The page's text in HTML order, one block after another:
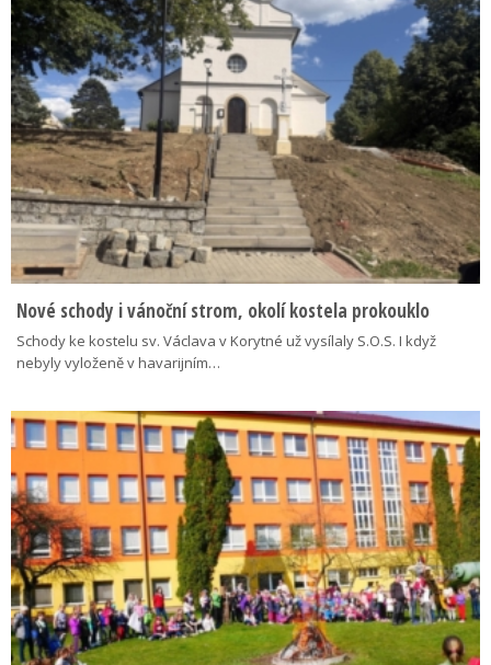
Nové schody i vánoční strom, okolí kostela prokouklo
Schody ke kostelu sv. Václava v Korytné už vysílaly S.O.S. I když
nebyly vyloženě v havarijním…